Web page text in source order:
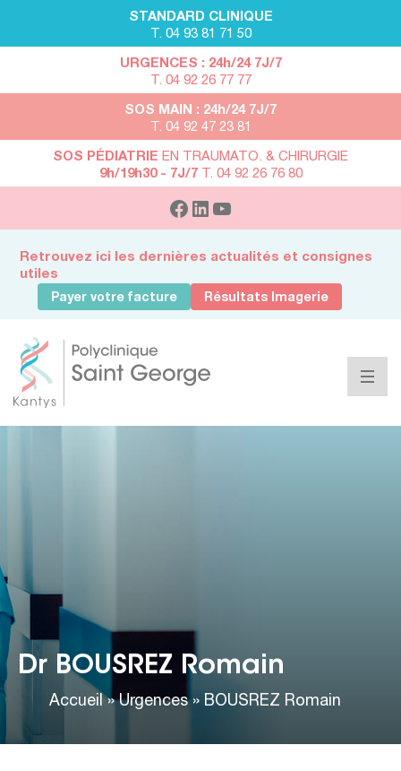
STANDARD CLINIQUE
T. 04 93 81 71 50
URGENCES : 24h/24 7J/7
T. 04 92 26 77 77
SOS MAIN : 24h/24 7J/7
T. 04 92 47 23 81
SOS PÉDIATRIE EN TRAUMATO. & CHIRURGIE
9h/19h30 - 7J/7T. 04 92 26 76 80
Retrouvez ici les dernières actualités et consignes
utiles
Payer votre facture Résultats Imagerie
Dr BOUSREZ Romain
Accueil»Urgences» BOUSREZ Romain